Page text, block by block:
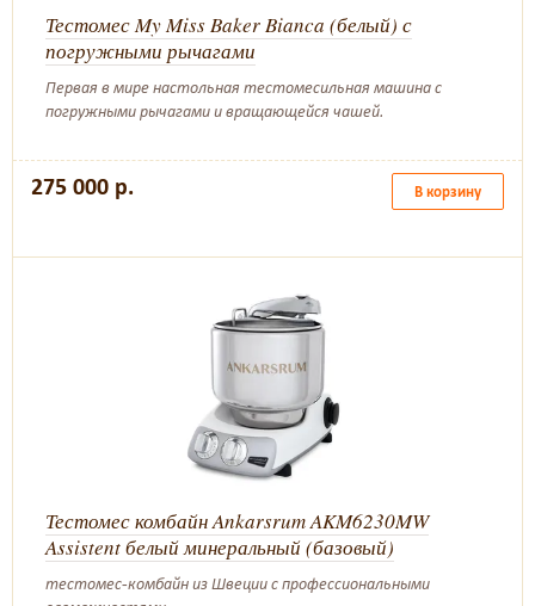
Тестомес My Miss Baker Bianca (белый) с
погружными рычагами
Первая в мире настольная тестомесильная машина с
погружными рычагами и вращающейся чашей.
275 000 р. В корзину
Тестомес комбайн Ankarsrum AKM6230MW
Assistent белый минеральный (базовый)
тестомес-комбайн из Швеции с профессиональными